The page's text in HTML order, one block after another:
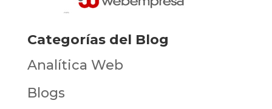
Categorías del Blog
Analítica Web
Blogs